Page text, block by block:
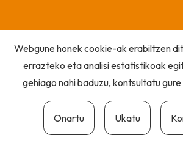
Webgune honek cookie-ak erabiltzen
errazteko eta analisi estatistikoak
gehiago nahi baduzu, kontsultatu gure
Onartu Ukatu